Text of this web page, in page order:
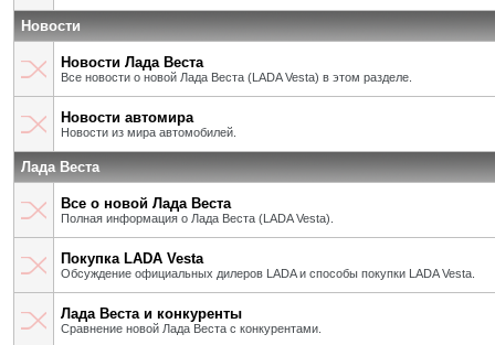
Новости
Новости Лада Веста
Все новости о новой Лада Веста (LADA Vesta) в этом разделе.
Новости автомира
Новости из мира автомобилей.
Лада Веста
Все о новой Лада Веста
Полная информация о Лада Веста (LADA Vesta).
Покупка LADA Vesta
Обсуждение официальных дилеров LADA и способы покупки LADA Vesta.
Лада Веста и конкуренты
Сравнение новой Лада Веста с конкурентами.